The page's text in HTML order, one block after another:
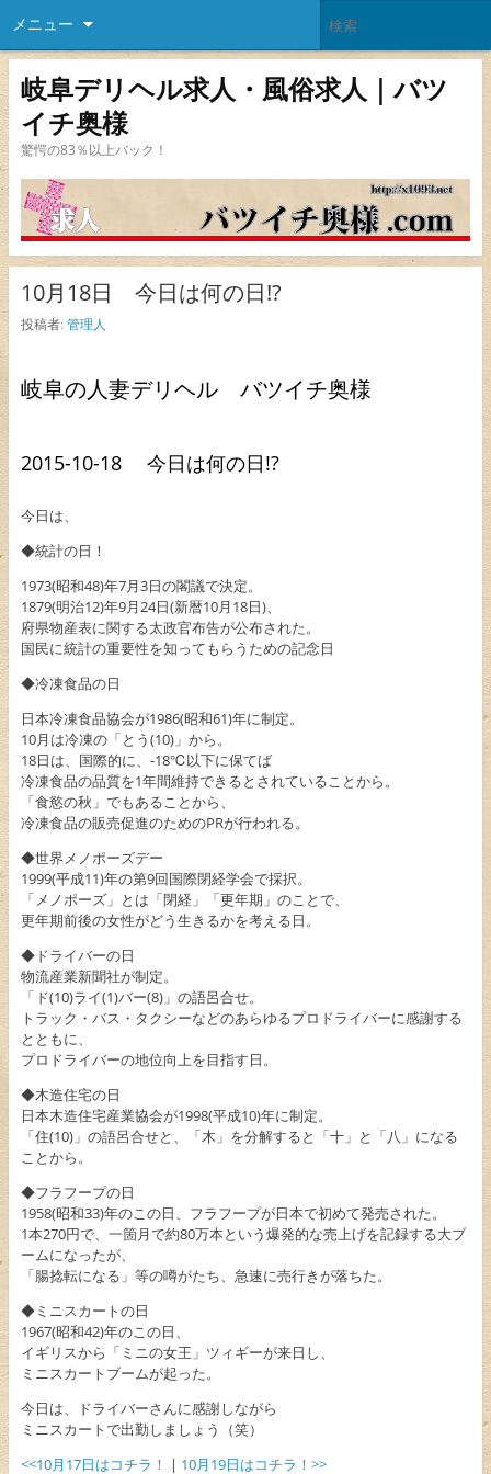
メニュー
岐阜デリヘル求人・風俗求人｜バツ
イチ奥様
驚愕の83％以上バック！
10月18日 今日は何の日!?
投稿者: 管理人
岐阜の人妻デリヘル バツイチ奥様
2015-10-18 今日は何の日!?
今日は、
◆統計の日！
1973(昭和48)年7月3日の閣議で決定。
1879(明治12)年9月24日(新暦10月18日)、
府県物産表に関する太政官布告が公布された。
国民に統計の重要性を知ってもらうための記念日
◆冷凍食品の日
日本冷凍食品協会が1986(昭和61)年に制定。
10月は冷凍の「とう(10)」から。
18日は、国際的に、-18℃以下に保てば
冷凍食品の品質を1年間維持できるとされていることから。
「食慾の秋」でもあることから、
冷凍食品の販売促進のためのPRが行われる。
◆世界メノポーズデー
1999(平成11)年の第9回国際閉経学会で採択。
「メノポーズ」とは「閉経」「更年期」のことで、
更年期前後の女性がどう生きるかを考える日。
◆ドライバーの日
物流産業新聞社が制定。
「ド(10)ライ(1)バー(8)」の語呂合せ。
トラック・バス・タクシーなどのあらゆるプロドライバーに感謝する
とともに、
プロドライバーの地位向上を目指す日。
◆木造住宅の日
日本木造住宅産業協会が1998(平成10)年に制定。
「住(10)」の語呂合せと、「木」を分解すると「十」と「八」になる
ことから。
◆フラフープの日
1958(昭和33)年のこの日、フラフープが日本で初めて発売された。
1本270円で、一箇月で約80万本という爆発的な売上げを記録する大ブ
ームになったが、
「腸捻転になる」等の噂がたち、急速に売行きが落ちた。
◆ミニスカートの日
1967(昭和42)年のこの日、
イギリスから「ミニの女王」ツィギーが来日し、
ミニスカートブームが起った。
今日は、ドライバーさんに感謝しながら
ミニスカートで出勤しましょう（笑）
<<10月17日はコチラ！
| 10月19日はコチラ！>>